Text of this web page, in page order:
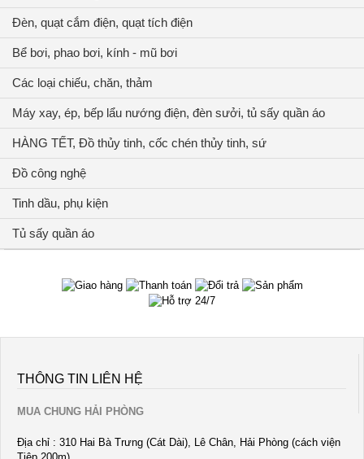
Đèn, quạt cắm điện, quạt tích điện
Bể bơi, phao bơi, kính - mũ bơi
Các loại chiếu, chăn, thảm
Máy xay, ép, bếp lẩu nướng điện, đèn sưởi, tủ sấy quần áo
HÀNG TẾT, Đồ thủy tinh, cốc chén thủy tinh, sứ
Đồ công nghệ
Tinh dầu, phụ kiện
Tủ sấy quần áo
THÔNG TIN LIÊN HỆ
MUA CHUNG HẢI PHÒNG
Địa chỉ : 310 Hai Bà Trưng (Cát Dài), Lê Chân, Hải Phòng (cách viện